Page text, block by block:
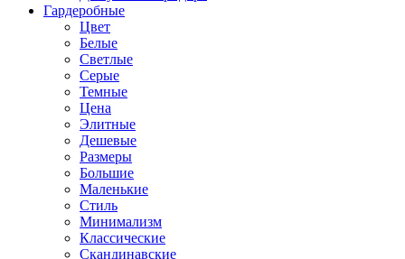
Гардеробные
Цвет
Белые
Светлые
Серые
Темные
Цена
Элитные
Дешевые
Размеры
Большие
Маленькие
Стиль
Минимализм
Классические
Скандинавские